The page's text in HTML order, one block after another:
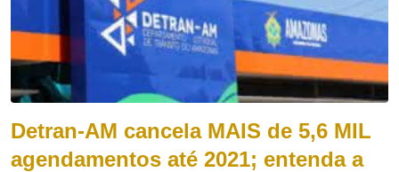
Detran-AM cancela MAIS de 5,6 MIL
agendamentos até 2021; entenda a